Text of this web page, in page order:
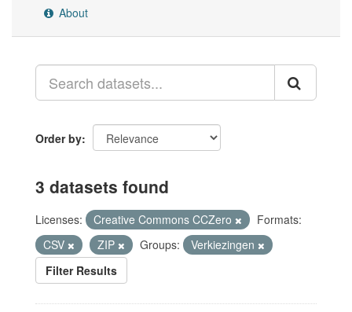
About
Order by
3 datasets found
Licenses: Creative Commons CCZero
Formats:
CSV
ZIP Groups:
Verkiezingen
Filter Results